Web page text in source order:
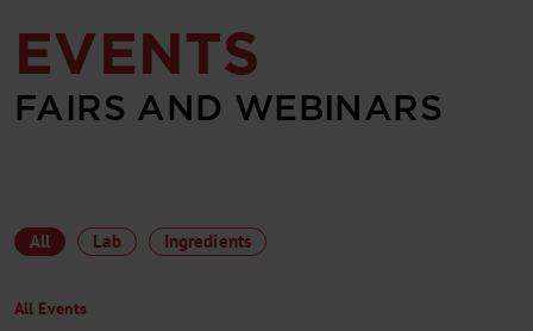
EVENTS
FAIRS AND WEBINARS
All Lab Ingredients
All Events